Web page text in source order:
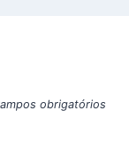
obrigatórios